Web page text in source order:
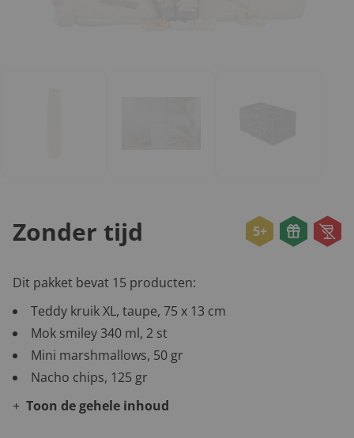
Zonder tijd 5+
Dit pakket bevat 15 producten:
Teddy kruik XL, taupe, 75 x 13 cm
Mok smiley 340 ml, 2 st
Mini marshmallows, 50 gr
Nacho chips, 125 gr
Toon de gehele inhoud